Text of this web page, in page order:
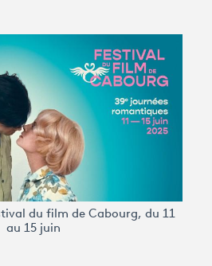
du film de Cabourg, du 11
au 15 juin